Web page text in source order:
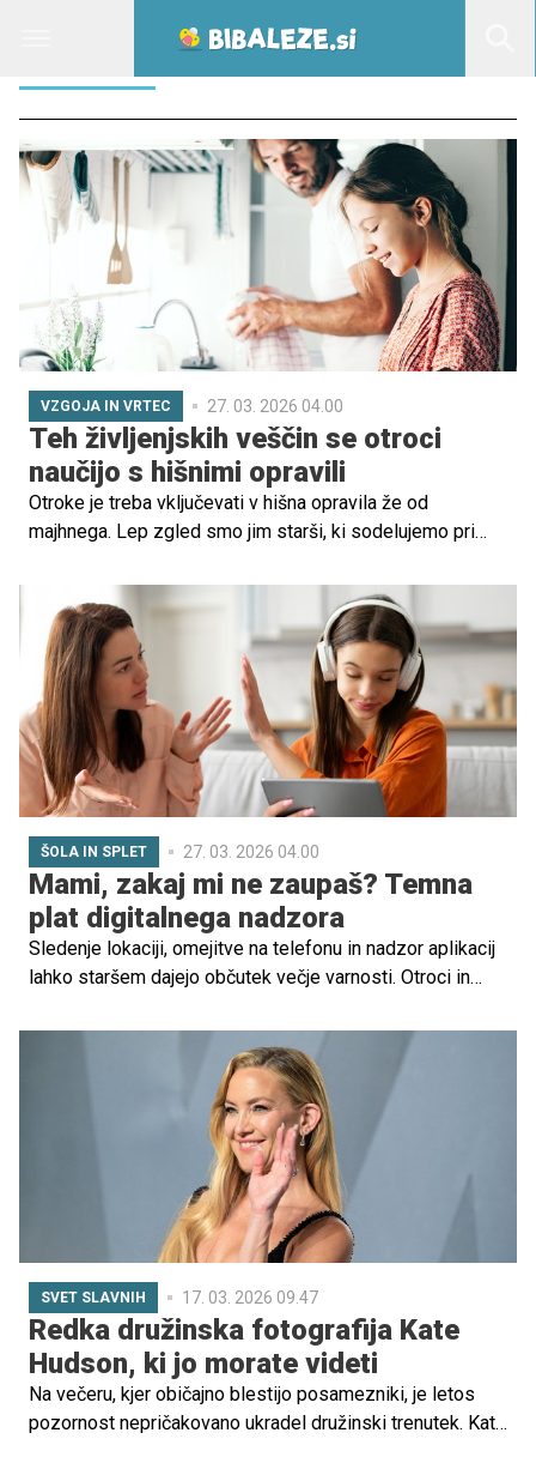
VZGOJA IN VRTEC 27. 03. 2026 04.00
Teh življenjskih veščin se otroci
naučijo s hišnimi opravili
Otroke je treba vključevati v hišna opravila že od
majhnega. Lep zgled smo jim starši, ki sodelujemo pri
opravil pa se bodo otroci naučili marsikatere življenjske
veščine.
ŠOLA IN SPLET 27. 03. 2026 04.00
Mami, zakaj mi ne zaupaš? Temna
plat digitalnega nadzora
Sledenje lokaciji, omejitve na telefonu in nadzor aplikacij
lahko staršem dajejo občutek večje varnosti. Otroci in
nezaupanje, pritisk ali poseg v zasebnost. Strokovnjaki
pa opozarjajo, da lahko preveč nadzora načne zaupanje,
dolgoročno škodi ter oslabi odnos med starši in otrokom.
SVET SLAVNIH 17. 03. 2026 09.47
Redka družinska fotografija Kate
Hudson, ki jo morate videti
Na večeru, kjer običajno blestijo posamezniki, je letos
pozornost nepričakovano ukradel družinski trenutek. Kate